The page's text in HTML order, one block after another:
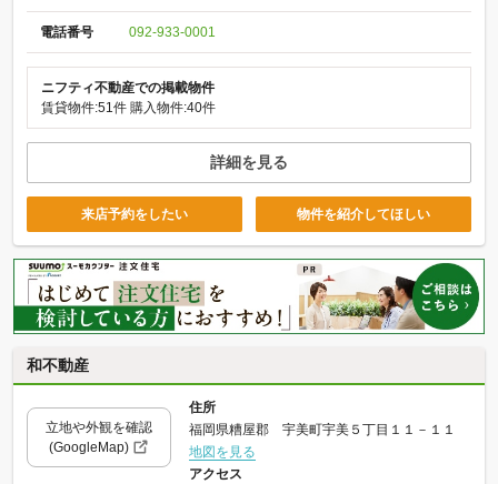
電話番号 092-933-0001
ニフティ不動産での掲載物件
賃貸物件:51件 購入物件:40件
詳細を見る
来店予約をしたい 物件を紹介してほしい
和不動産
立地や外観を確認
(GoogleMap)
住所
福岡県糟屋郡 宇美町宇美５丁目１１－１１
地図を見る
アクセス